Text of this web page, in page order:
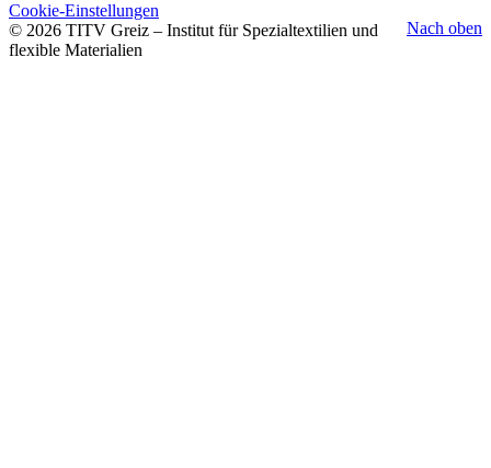
Nach oben
Cookie-Einstellungen
© 2026 TITV Greiz – Institut für Spezialtextilien und
flexible Materialien